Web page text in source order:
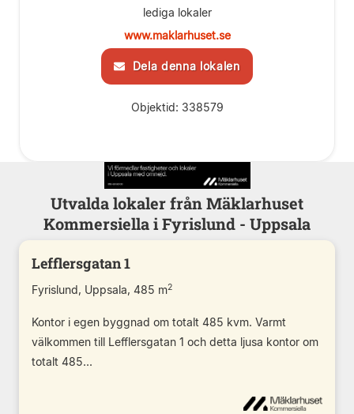
lediga lokaler
www.maklarhuset.se
Dela denna lokalen
Objektid: 338579
Utvalda lokaler från Mäklarhuset
Kommersiella i Fyrislund - Uppsala
Lefflersgatan 1
Fyrislund, Uppsala, 485 m2
Kontor i egen byggnad om totalt 485 kvm. Varmt
välkommen till Lefflersgatan 1 och detta ljusa kontor om
totalt 485...